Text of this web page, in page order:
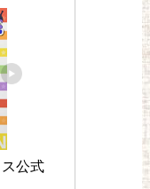
公式